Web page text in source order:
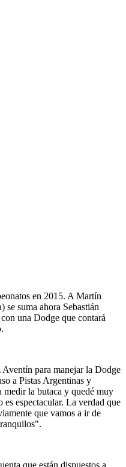
en 2015. A Martín
suma ahora Sebastián
una Dodge que contará
para manejar la Dodge
a Pistas Argentinas y
medir la butaca y quedé muy
espectacular. La verdad que
que vamos a ir de
que están dispuestos a